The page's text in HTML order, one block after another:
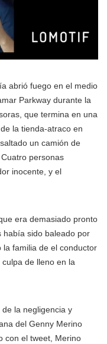
abrió fuego en el medio
Parkway durante la
que termina en una
la tienda-atraco en
un camión de
personas
inocente, y el
era demasiado pronto
había sido baleado por
familia de el conductor
de lleno en la
la negligencia y
del Genny Merino
con el tweet, Merino